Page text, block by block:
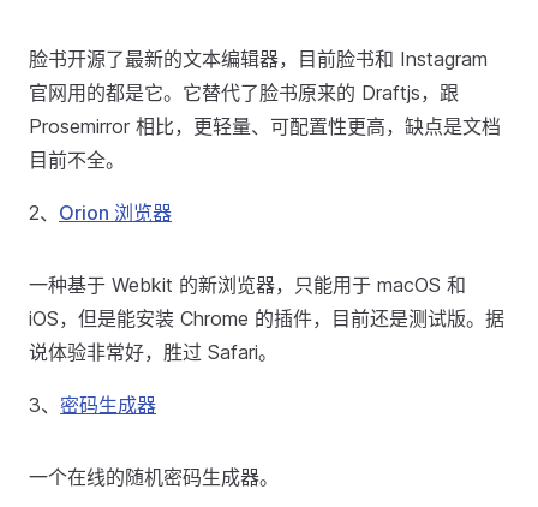
脸书开源了最新的文本编辑器，目前脸书和 Instagram
官网用的都是它。它替代了脸书原来的 Draftjs，跟
Prosemirror 相比，更轻量、可配置性更高，缺点是文档
目前不全。
2、 Orion 浏览器
一种基于 Webkit 的新浏览器，只能用于 macOS 和
iOS，但是能安装 Chrome 的插件，目前还是测试版。据
说体验非常好，胜过 Safari。
3、 密码生成器
一个在线的随机密码生成器。